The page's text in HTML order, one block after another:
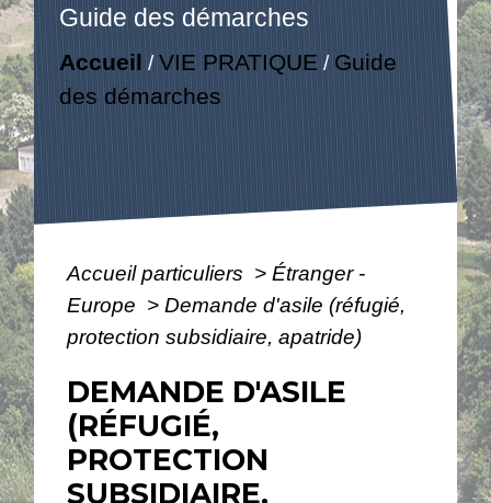
Guide des démarches
Accueil /VIE PRATIQUE / Guide
des démarches
Accueil particuliers > Étranger -
Europe > Demande d'asile (réfugié,
protection subsidiaire, apatride)
DEMANDE D'ASILE
(RÉFUGIÉ,
PROTECTION
SUBSIDIAIRE,